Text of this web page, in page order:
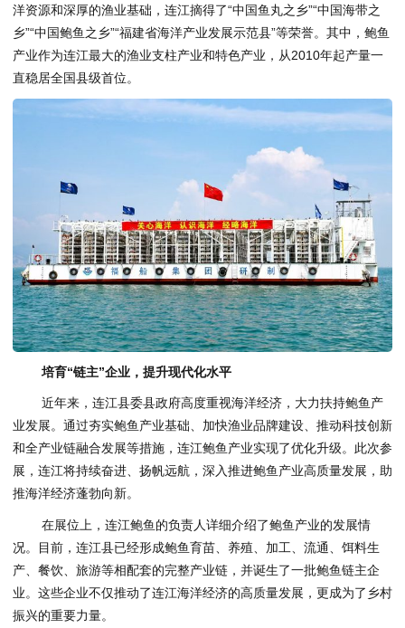
洋资源和深厚的渔业基础，连江摘得了“中国鱼丸之乡”“中国海带之
乡”“中国鲍鱼之乡”“福建省海洋产业发展示范县”等荣誉。其中，鲍鱼
产业作为连江最大的渔业支柱产业和特色产业，从2010年起产量一
直稳居全国县级首位。
培育“链主”企业，提升现代化水平
近年来，连江县委县政府高度重视海洋经济，大力扶持鲍鱼产
业发展。通过夯实鲍鱼产业基础、加快渔业品牌建设、推动科技创新
和全产业链融合发展等措施，连江鲍鱼产业实现了优化升级。此次参
展，连江将持续奋进、扬帆远航，深入推进鲍鱼产业高质量发展，助
推海洋经济蓬勃向新。
在展位上，连江鲍鱼的负责人详细介绍了鲍鱼产业的发展情
况。目前，连江县已经形成鲍鱼育苗、养殖、加工、流通、饵料生
产、餐饮、旅游等相配套的完整产业链，并诞生了一批鲍鱼链主企
业。这些企业不仅推动了连江海洋经济的高质量发展，更成为了乡村
振兴的重要力量。